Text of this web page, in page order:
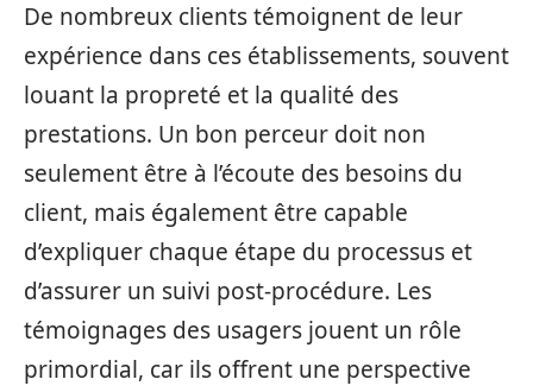
De nombreux clients témoignent de leur
expérience dans ces établissements, souvent
louant la propreté et la qualité des
prestations. Un bon perceur doit non
seulement être à l’écoute des besoins du
client, mais également être capable
d’expliquer chaque étape du processus et
d’assurer un suivi post-procédure. Les
témoignages des usagers jouent un rôle
primordial, car ils offrent une perspective